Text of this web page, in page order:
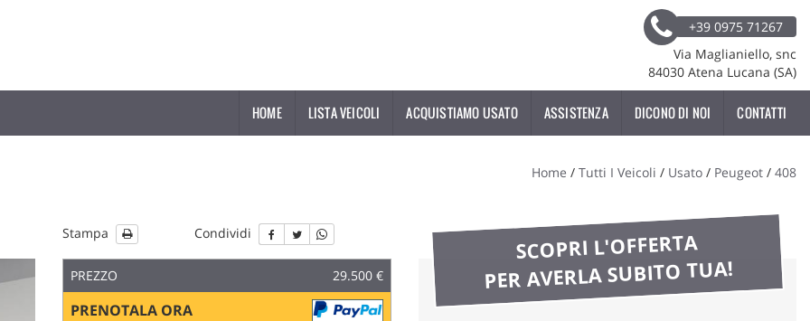
+39 0975 71267
Via Maglianiello, snc
84030 Atena Lucana (SA)
HOME LISTA VEICOLI ACQUISTIAMO USATO ASSISTENZA DICONO DI NOI CONTATTI
Home / Tutti I Veicoli / Usato / Peugeot / 408
Stampa Condividi
PREZZO 29.500 €
PRENOTALA ORA
SCOPRI L'OFFERTA
PER AVERLA SUBITO TUA!